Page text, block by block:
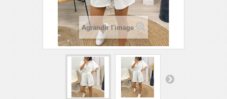
Agrandir l'image